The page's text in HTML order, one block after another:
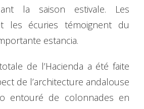
la saison estivale. Les
les écuries témoignent du
estancia.
de l’Hacienda a été faite
de l’architecture andalouse
entouré de colonnades en